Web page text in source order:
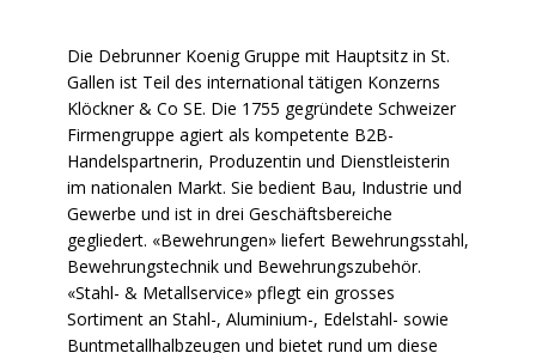
Die Debrunner Koenig Gruppe mit Hauptsitz in St.
Gallen ist Teil des international tätigen Konzerns
Klöckner & Co SE. Die 1755 gegründete Schweizer
Firmengruppe agiert als kompetente B2B-
Handelspartnerin, Produzentin und Dienstleisterin
im nationalen Markt. Sie bedient Bau, Industrie und
Gewerbe und ist in drei Geschäftsbereiche
gegliedert. «Bewehrungen» liefert Bewehrungsstahl,
Bewehrungstechnik und Bewehrungszubehör.
«Stahl- & Metallservice» pflegt ein grosses
Sortiment an Stahl-, Aluminium-, Edelstahl- sowie
Buntmetallhalbzeugen und bietet rund um diese